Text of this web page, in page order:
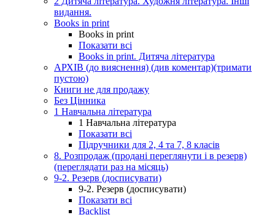
видання.
Books in print
Books in print
Показати всі
Books in print. Дитяча література
АРХІВ (до вияснення) (див коментар)(тримати
пустою)
Книги не для продажу
Без Цінника
1 Навчальна література
1 Навчальна література
Показати всі
Підручники для 2, 4 та 7, 8 класів
8. Розпродаж (продані переглянути і в резерв)
(переглядати раз на місяць)
9-2. Резерв (досписувати)
9-2. Резерв (досписувати)
Показати всі
Backlist